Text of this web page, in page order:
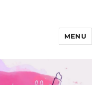
addicte
MENU